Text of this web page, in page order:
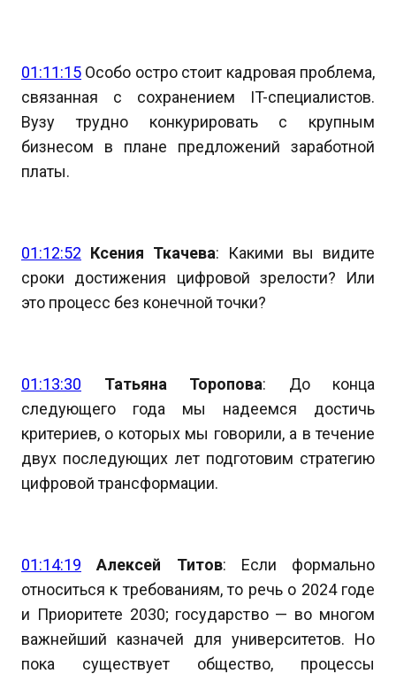
01:11:15 Особо остро стоит кадровая проблема,
связанная с сохранением IT-специалистов.
Вузу трудно конкурировать с крупным
бизнесом в плане предложений заработной
платы.
01:12:52 Ксения Ткачева: Какими вы видите
сроки достижения цифровой зрелости? Или
это процесс без конечной точки?
01:13:30 Татьяна Торопова: До конца
следующего года мы надеемся достичь
критериев, о которых мы говорили, а в течение
двух последующих лет подготовим стратегию
цифровой трансформации.
01:14:19 Алексей Титов: Если формально
относиться к требованиям, то речь о 2024 годе
и Приоритете 2030; государство — во многом
важнейший казначей для университетов. Но
пока существует общество, процессы